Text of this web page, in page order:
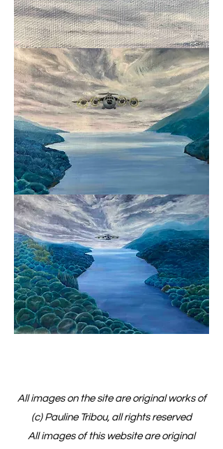
Previous Next
All images on the site are original works of
(c) Pauline Tribou, all rights reserved
All images of this website are original